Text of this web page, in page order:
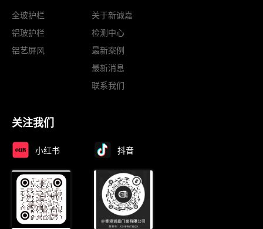
全玻护栏
铝玻护栏
铝艺屏风
关于新诚嘉
检测中心
最新案例
最新消息
联系我们
关注我们
小红书 抖音